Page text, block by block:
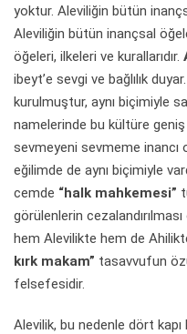
yoktur. Aleviliğin bütün
Aleviliğin bütün inançsal
öğeleri, ilkeleri ve kurallarıdır.
ibeyt’e sevgi ve bağlılık
kurulmuştur, aynı biçimiyle
namelerinde bu kültüre
sevmeyeni sevmeme inancı
eğilimde de aynı biçimiyle
cemde “halk mahkemesi”
görülenlerin cezalandırılması
hem Alevilikte hem de
kırk makam” tasavvufun
felsefesidir.
Alevilik, bu nedenle dört kapı